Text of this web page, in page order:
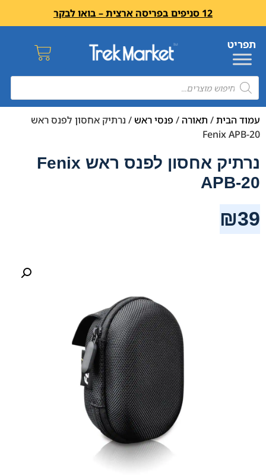
12 סניפים בפריסה ארצית – בואו לבקר
עמוד הבית/ תאורה / פנסי ראש / נרתיק אחסון לפנס ראש
Fenix APB-20
נרתיק אחסון לפנס ראש Fenix
APB-20
₪39